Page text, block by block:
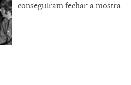
conseguiram fechar a mostra